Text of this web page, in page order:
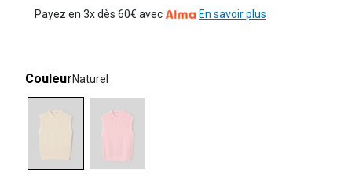
Payez en 3x dès 60€ avec En savoir plus
CouleurNaturel